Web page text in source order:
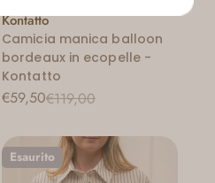
Venditore:
Kontatto
Camicia manica balloon
bordeaux in ecopelle -
Kontatto
Prezzo
vendita
€59,50
Prezzo €119,00
Esaurito